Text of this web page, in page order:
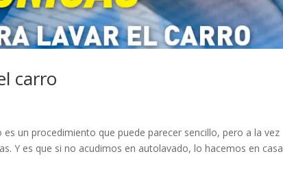
carro
un procedimiento que puede parecer sencillo, pero a la vez
Y es que si no acudimos en autolavado, lo hacemos en casa